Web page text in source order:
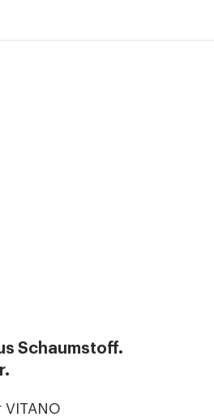
Schaumstoff.
VITANO